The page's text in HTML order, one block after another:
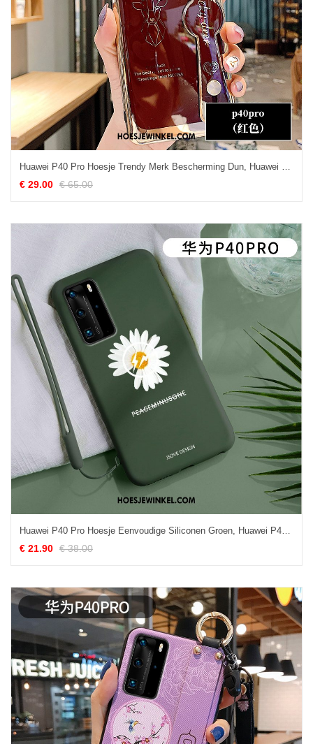
Huawei P40 Pro Hoesje Trendy Merk Bescherming Dun, Huawei P40 Pro Hoesje Plating Rood
€ 29.00 € 65.00
Huawei P40 Pro Hoesje Eenvoudige Siliconen Groen, Huawei P40 Pro Hoesje Mobiele Telefoon Licht
€ 21.90 € 38.00